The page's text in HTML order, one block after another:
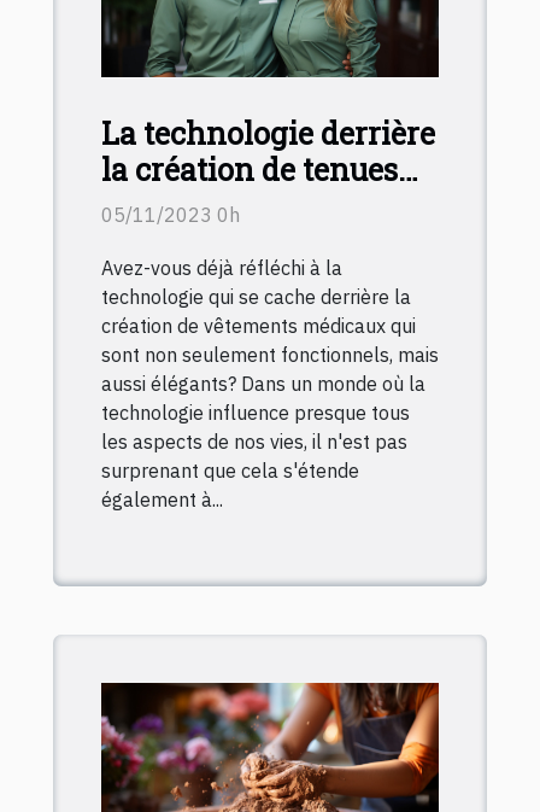
La technologie derrière
la création de tenues
médicales élégantes et
05/11/2023 0h
Avez-vous déjà réfléchi à la
technologie qui se cache derrière la
création de vêtements médicaux qui
sont non seulement fonctionnels, mais
aussi élégants? Dans un monde où la
technologie influence presque tous
les aspects de nos vies, il n'est pas
surprenant que cela s'étende
également à...